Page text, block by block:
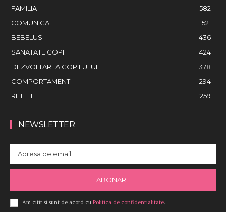
FAMILIA
582
COMUNICAT
521
BEBELUSI
436
SANATATE COPII
424
DEZVOLTAREA COPILULUI
378
COMPORTAMENT
294
RETETE
259
NEWSLETTER
ABONARE
Am citit si sunt de acord cu Politica de confidentialitate.